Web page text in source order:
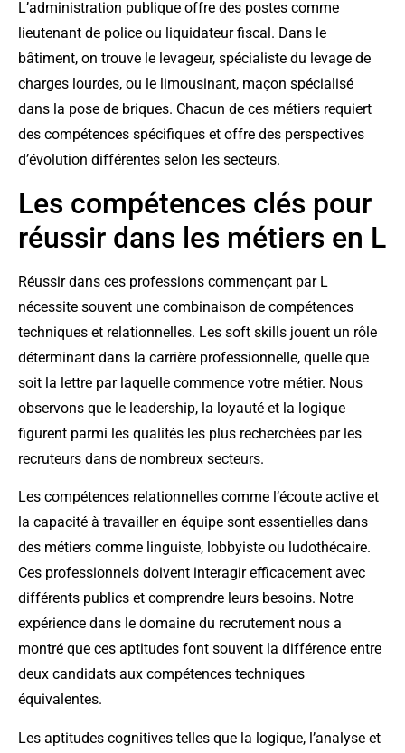
L’administration publique offre des postes comme
lieutenant de police ou liquidateur fiscal. Dans le
bâtiment, on trouve le levageur, spécialiste du levage de
charges lourdes, ou le limousinant, maçon spécialisé
dans la pose de briques. Chacun de ces métiers requiert
des compétences spécifiques et offre des perspectives
d’évolution différentes selon les secteurs.
Les compétences clés pour
réussir dans les métiers en L
Réussir dans ces professions commençant par L
nécessite souvent une combinaison de compétences
techniques et relationnelles. Les soft skills jouent un rôle
déterminant dans la carrière professionnelle, quelle que
soit la lettre par laquelle commence votre métier. Nous
observons que le leadership, la loyauté et la logique
figurent parmi les qualités les plus recherchées par les
recruteurs dans de nombreux secteurs.
Les compétences relationnelles comme l’écoute active et
la capacité à travailler en équipe sont essentielles dans
des métiers comme linguiste, lobbyiste ou ludothécaire.
Ces professionnels doivent interagir efficacement avec
différents publics et comprendre leurs besoins. Notre
expérience dans le domaine du recrutement nous a
montré que ces aptitudes font souvent la différence entre
deux candidats aux compétences techniques
équivalentes.
Les aptitudes cognitives telles que la logique, l’analyse et